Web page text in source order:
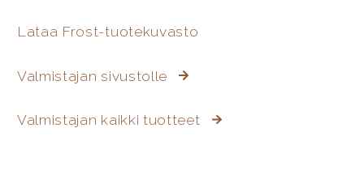
Lataa Frost-tuotekuvasto
Valmistajan sivustolle
Valmistajan kaikki tuotteet